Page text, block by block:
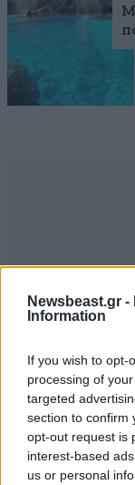
Newsbeast.gr -
Information
If you wish to opt-
processing of
targeted
section to confirm
opt-out request is
interest-based
us or personal